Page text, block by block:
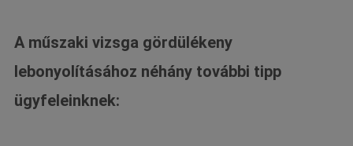
A műszaki vizsga gördülékeny
lebonyolításához néhány további tipp
ügyfeleinknek: